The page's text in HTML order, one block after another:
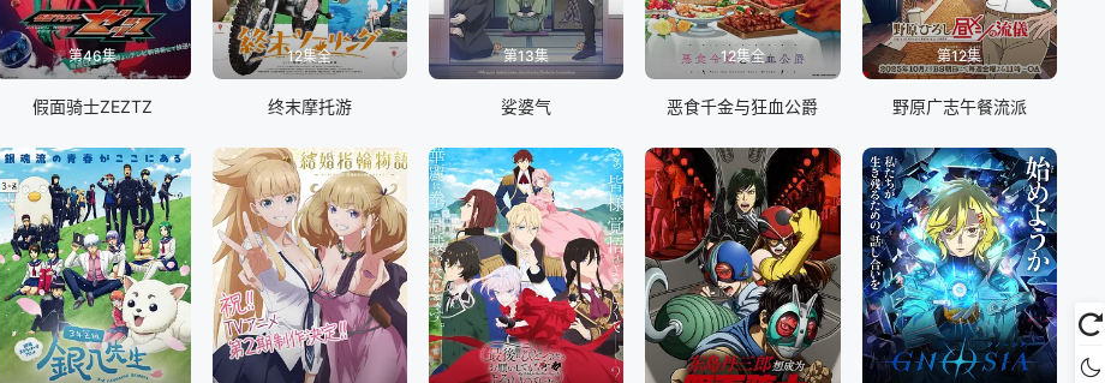
第46集
假面骑士ZEZTZ
12集全
终末摩托游
第13集
娑婆气
12集全
恶食千金与狂血公爵
第12集
野原广志午餐流派